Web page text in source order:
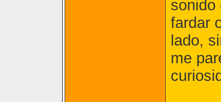
sonido
fardar
lado,
me